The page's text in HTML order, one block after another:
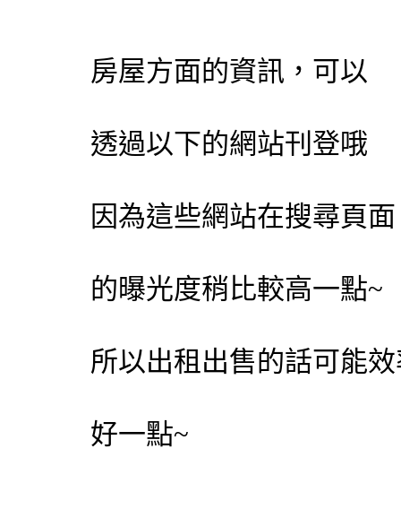
房屋方面的資訊，可以
透過以下的網站刊登哦
因為這些網站在搜尋頁面
的曝光度稍比較高一點~
所以出租出售的話可能
好一點~